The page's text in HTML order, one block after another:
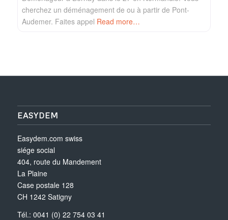
cherchez un déménagement de ou à partir de Pont-
Audemer. Faites appel Read more…
EASYDEM
Easydem.com swiss
siége social
404, route du Mandement
La Plaine
Case postale 128
CH 1242 Satigny
Tél.: 0041 (0) 22 754 03 41